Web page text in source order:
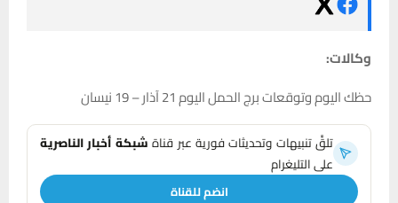
وكالات:
حظك اليوم وتوقعات برج الحمل اليوم 21 آذار – 19 نيسان
تلقَّ تنبيهات وتحديثات فورية عبر قناةشبكة أخبار الناصرية
على التليغرام
انضم للقناة